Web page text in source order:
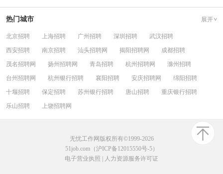
热门城市 展开
北京招聘 上海招聘 广州招聘 深圳招聘
武汉招聘
西安招聘
南京招聘 汕头招聘网 揭阳招聘网
成都招聘
茂名招聘网
扬州招聘网 青岛招聘 杭州招聘网
滁州招聘
台州招聘网
杭州银行招聘 襄阳招聘 安庆招聘网
绵阳招聘
十堰招聘
保定招聘 苏州银行招聘 唐山招聘
重庆银行招聘
乐山招聘
上饶招聘网
无忧工作网版权所有©1999-2026
51job.com（沪ICP备12015550号-5）
电子营业执照
人力资源服务许可证